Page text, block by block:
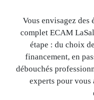
Vous envisagez des
complet ECAM
étape : du choix
financement, en
débouchés
experts pour vous